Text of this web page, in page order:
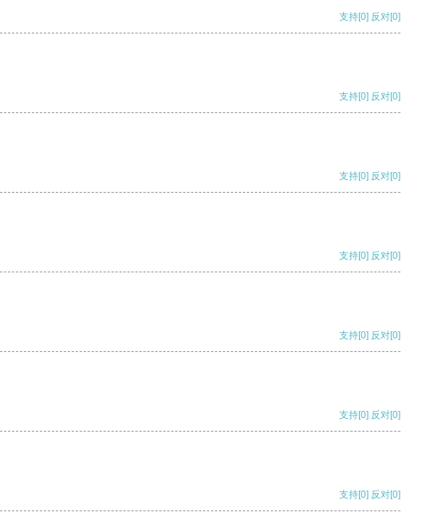
支持[0] 反对[0]
支持[0] 反对[0]
支持[0] 反对[0]
支持[0] 反对[0]
支持[0] 反对[0]
支持[0] 反对[0]
支持[0] 反对[0]